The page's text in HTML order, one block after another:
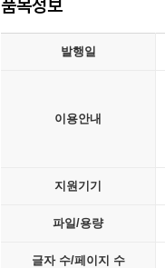
품목정보
발행일
이용안내
지원기기
파일/용량
글자 수/페이지 수